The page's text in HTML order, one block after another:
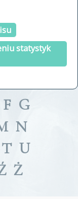
statystyk
F G
N
T U
Ż